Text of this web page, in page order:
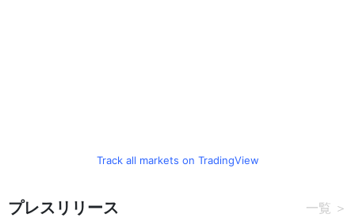
Track all markets on TradingView
プレスリリース 一覧